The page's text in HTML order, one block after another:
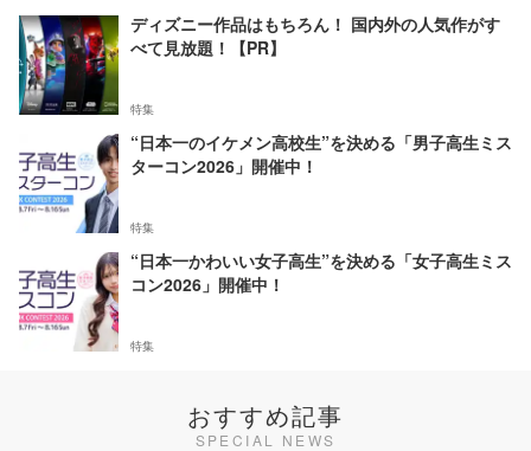
ディズニー作品はもちろん！ 国内外の人気作がす
べて見放題！【PR】
特集
“日本一のイケメン高校生”を決める「男子高生ミス
ターコン2026」開催中！
特集
“日本一かわいい女子高生”を決める「女子高生ミス
コン2026」開催中！
特集
おすすめ記事
SPECIAL NEWS